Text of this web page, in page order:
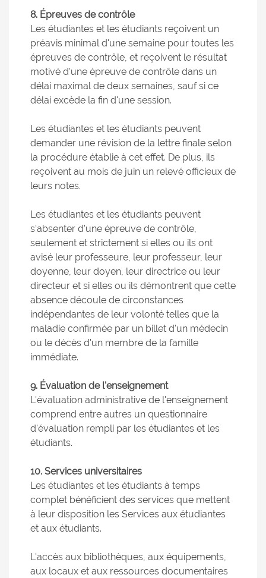
8. Épreuves de contrôle
Les étudiantes et les étudiants reçoivent un
préavis minimal d'une semaine pour toutes les
épreuves de contrôle, et reçoivent le résultat
motivé d'une épreuve de contrôle dans un
délai maximal de deux semaines, sauf si ce
délai excède la fin d'une session.
Les étudiantes et les étudiants peuvent
demander une révision de la lettre finale selon
la procédure établie à cet effet. De plus, ils
reçoivent au mois de juin un relevé officieux de
leurs notes.
Les étudiantes et les étudiants peuvent
s'absenter d'une épreuve de contrôle,
seulement et strictement si elles ou ils ont
avisé leur professeure, leur professeur, leur
doyenne, leur doyen, leur directrice ou leur
directeur et si elles ou ils démontrent que cette
absence découle de circonstances
indépendantes de leur volonté telles que la
maladie confirmée par un billet d'un médecin
ou le décès d'un membre de la famille
immédiate.
9. Évaluation de l'enseignement
L'évaluation administrative de l'enseignement
comprend entre autres un questionnaire
d'évaluation rempli par les étudiantes et les
étudiants.
10. Services universitaires
Les étudiantes et les étudiants à temps
complet bénéficient des services que mettent
à leur disposition les Services aux étudiantes
et aux étudiants.
L'accès aux bibliothèques, aux équipements,
aux locaux et aux ressources documentaires